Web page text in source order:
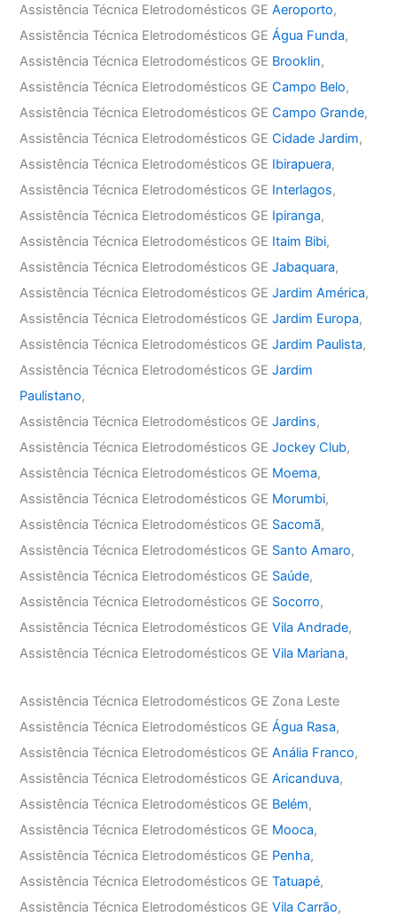
Assistência Técnica Eletrodomésticos GEAeroporto,
Assistência Técnica Eletrodomésticos GEÁgua Funda,
Assistência Técnica Eletrodomésticos GE Brooklin,
Assistência Técnica Eletrodomésticos GECampo Belo,
Assistência Técnica Eletrodomésticos GECampo Grande,
Assistência Técnica Eletrodomésticos GECidade Jardim,
Assistência Técnica Eletrodomésticos GE Ibirapuera,
Assistência Técnica Eletrodomésticos GE Interlagos,
Assistência Técnica Eletrodomésticos GE Ipiranga,
Assistência Técnica Eletrodomésticos GE Itaim Bibi,
Assistência Técnica Eletrodomésticos GEJabaquara,
Assistência Técnica Eletrodomésticos GEJardim América,
Assistência Técnica Eletrodomésticos GEJardim Europa,
Assistência Técnica Eletrodomésticos GEJardim Paulista,
Assistência Técnica Eletrodomésticos GEJardim
Paulistano,
Assistência Técnica Eletrodomésticos GEJardins,
Assistência Técnica Eletrodomésticos GEJockey Club,
Assistência Técnica Eletrodomésticos GE Moema,
Assistência Técnica Eletrodomésticos GE Morumbi,
Assistência Técnica Eletrodomésticos GE Sacomã,
Assistência Técnica Eletrodomésticos GE Santo Amaro,
Assistência Técnica Eletrodomésticos GE Saúde,
Assistência Técnica Eletrodomésticos GE Socorro,
Assistência Técnica Eletrodomésticos GEVila Andrade,
Assistência Técnica Eletrodomésticos GEVila Mariana,
Assistência Técnica Eletrodomésticos GE Zona Leste
Assistência Técnica Eletrodomésticos GEÁgua Rasa,
Assistência Técnica Eletrodomésticos GEAnália Franco,
Assistência Técnica Eletrodomésticos GEAricanduva,
Assistência Técnica Eletrodomésticos GE Belém,
Assistência Técnica Eletrodomésticos GE Mooca,
Assistência Técnica Eletrodomésticos GE Penha,
Assistência Técnica Eletrodomésticos GETatuapé,
Assistência Técnica Eletrodomésticos GEVila Carrão,